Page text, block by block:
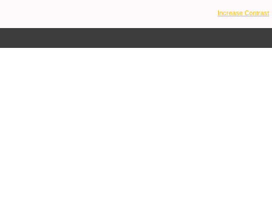
Increase Contrast